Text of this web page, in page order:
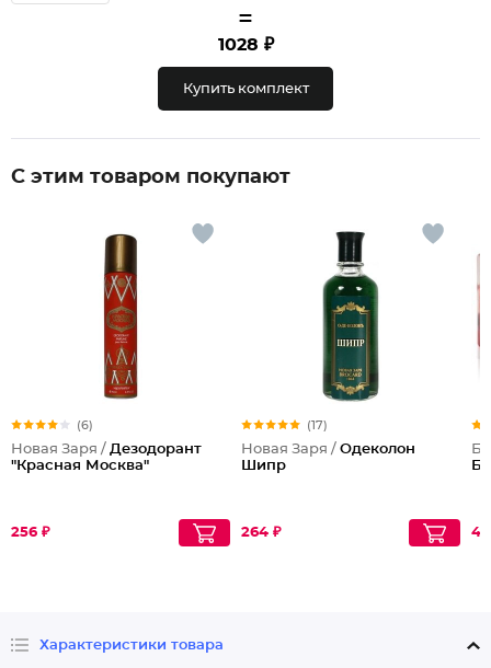
=
1028 ₽
Купить комплект
С этим товаром покупают
(6)
Новая Заря / Дезодорант
"Красная Москва"
256 ₽
(17)
Новая Заря / Одеколон
Шипр
264 ₽
Характеристики товара